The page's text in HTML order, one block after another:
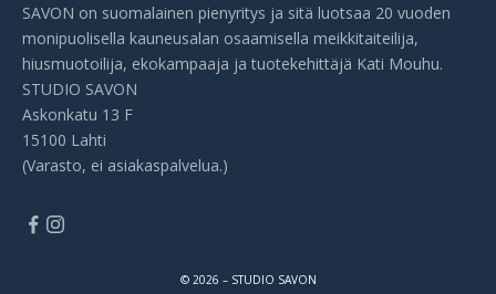
SAVON on suomalainen pienyritys ja sitä luotsaa 20 vuoden
monipuolisella kauneusalan osaamisella meikkitaiteilija,
hiusmuotoilija, ekokampaaja ja tuotekehittäjä Kati Mouhu.
STUDIO SAVON
Askonkatu 13 F
15100 Lahti
(Varasto, ei asiakaspalvelua.)
© 2026 – STUDIO SAVON